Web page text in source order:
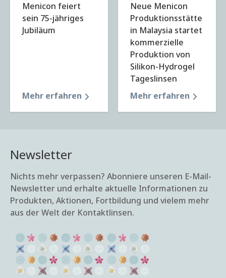
Menicon feiert
sein 75-jähriges
Jubiläum
Mehr erfahren
Neue Menicon
Produktionsstätte
in Malaysia startet
kommerzielle
Produktion von
Silikon-Hydrogel
Tageslinsen
Mehr erfahren
Newsletter
Nichts mehr verpassen? Abonniere unseren E-Mail-
Newsletter und erhalte aktuelle Informationen zu
Produkten, Aktionen, Fortbildung und vielem mehr
aus der Welt der Kontaktlinsen.